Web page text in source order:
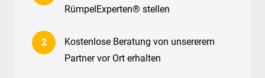
RümpelExperten® stellen
Kostenlose Beratung von unsererem
Partner vor Ort erhalten